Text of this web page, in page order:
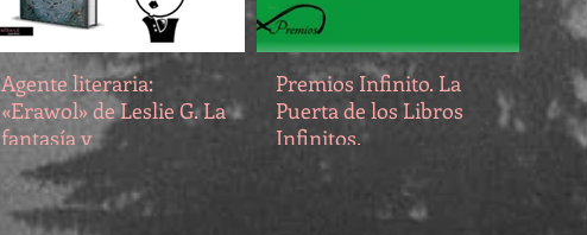
Agente literaria:
«Erawol» de Leslie G. La
fantasía y
Latinoamérica, un
contrato editorial
difícil.
Premios Infinito. La
Puerta de los Libros
Infinitos.